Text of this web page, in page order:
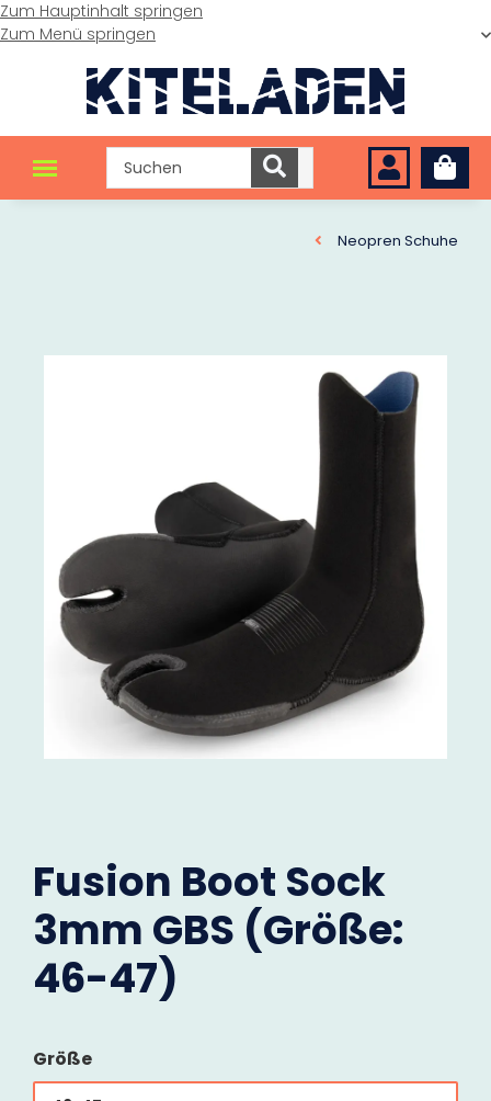
Zum Hauptinhalt springen
Zum Menü springen
Neopren Schuhe
Fusion Boot Sock
3mm GBS (Größe:
46-47)
Größe